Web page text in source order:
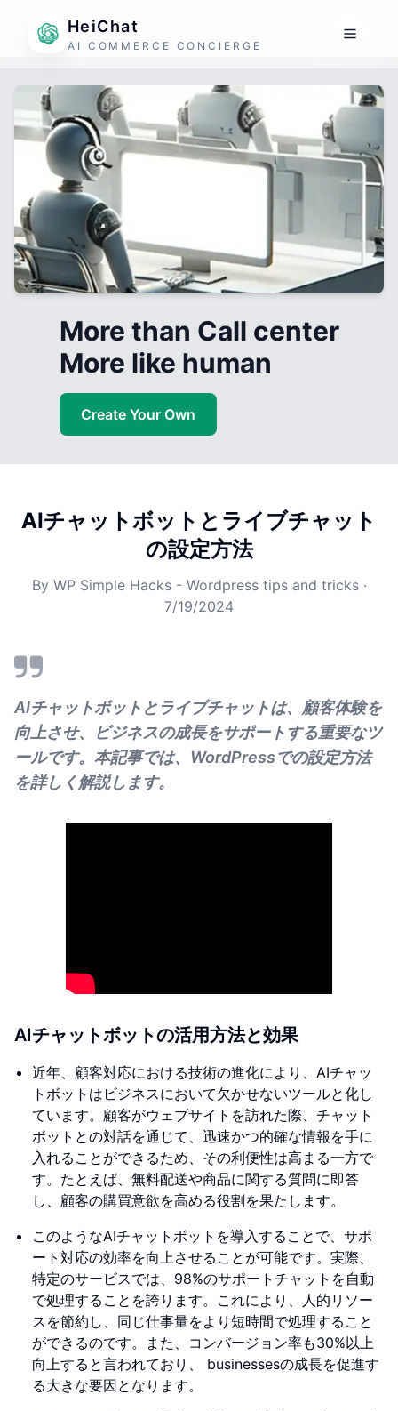
HeiChat
AI COMMERCE CONCIERGE
More than Call center
More like human
Create Your Own
AIチャットボットとライブチャット
の設定方法
By WP Simple Hacks - Wordpress tips and tricks·
7/19/2024
AIチャットボットとライブチャットは、顧客体験を
向上させ、ビジネスの成長をサポートする重要なツ
ールです。本記事では、WordPressでの設定方法
を詳しく解説します。
AIチャットボットの活用方法と効果
近年、顧客対応における技術の進化により、AIチャッ
トボットはビジネスにおいて欠かせないツールと化し
ています。顧客がウェブサイトを訪れた際、チャット
ボットとの対話を通じて、迅速かつ的確な情報を手に
入れることができるため、その利便性は高まる一方で
す。たとえば、無料配送や商品に関する質問に即答
し、顧客の購買意欲を高める役割を果たします。
このようなAIチャットボットを導入することで、サポ
ート対応の効率を向上させることが可能です。実際、
特定のサービスでは、98%のサポートチャットを自動
で処理することを誇ります。これにより、人的リソー
スを節約し、同じ仕事量をより短時間で処理すること
ができるのです。また、コンバージョン率も30%以上
向上すると言われており、 businessesの成長を促進す
る大きな要因となります。